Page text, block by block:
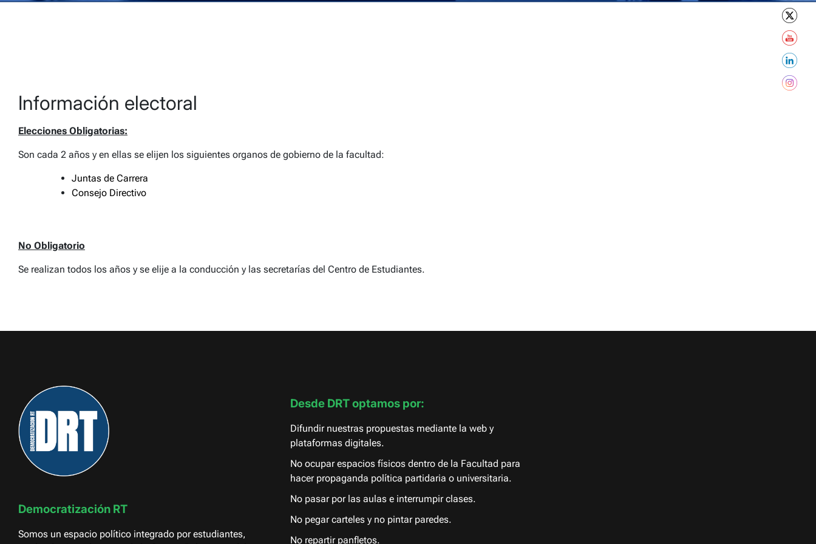
Información electoral
Elecciones Obligatorias:
Son cada 2 años y en ellas se elijen los siguientes organos de gobierno de la facultad:
Juntas de Carrera
Consejo Directivo
No Obligatorio
Se realizan todos los años y se elije a la conducción y las secretarías del Centro de Estudiantes.
Democratización RT
Somos un espacio político integrado por estudiantes,
Desde DRT optamos por:
Difundir nuestras propuestas mediante la web y
plataformas digitales.
No ocupar espacios físicos dentro de la Facultad para
hacer propaganda política partidaria o universitaria.
No pasar por las aulas e interrumpir clases.
No pegar carteles y no pintar paredes.
No repartir panfletos.